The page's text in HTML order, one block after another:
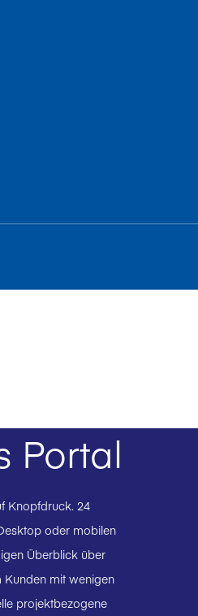
Portal
Knopfdruck. 24
oder mobilen
Überblick über
Kunden mit wenigen
projektbezogene